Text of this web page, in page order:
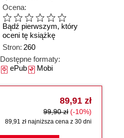
Ocena:
Bądź pierwszym, który
oceni tę książkę
Stron: 260
Dostępne formaty:
ePubMobi
89,91 zł
99,90 zł (-10%)
89,91 zł najniższa cena z 30 dni